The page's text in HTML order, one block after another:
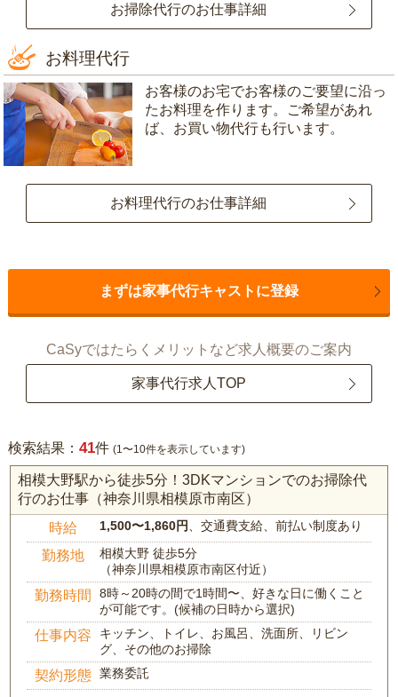
お掃除代行のお仕事詳細
お料理代行
お客様のお宅でお客様のご要望に沿っ
たお料理を作ります。ご希望があれ
ば、お買い物代行も行います。
お料理代行のお仕事詳細
まずは家事代行キャストに登録
CaSyではたらくメリットなど求人概要のご案内
家事代行求人TOP
検索結果： 41件 (1〜10件を表示しています)
相模大野駅から徒歩5分！3DKマンションでのお掃除代
行のお仕事（神奈川県相模原市南区）
時給 1,500〜1,860円 、交通費支給、前払い制度あり
勤務地
相模大野 徒歩5分
（神奈川県相模原市南区付近）
勤務時間
8時～20時の間で1時間〜、好きな日に働くこと
が可能です。(候補の日時から選択)
仕事内容
キッチン、トイレ、お風呂、洗面所、リビン
グ、その他のお掃除
契約形態 業務委託